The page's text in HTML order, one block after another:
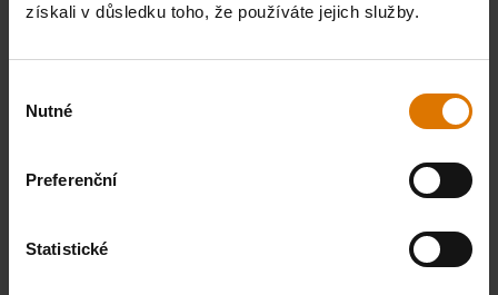
získali v důsledku toho, že používáte jejich služby.
souhlasu
Nutné
Preferenční
Statistické